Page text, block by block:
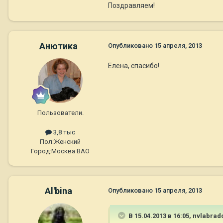
Поздравляем!
Анютика
Пользователи.
3,8 тыс
Пол:Женский
Город:Москва ВАО
Опубликовано 15 апреля, 2013
Елена, спасибо!
Al'bina Опубликовано 15 апреля, 2013
В 15.04.2013 в 16:05,